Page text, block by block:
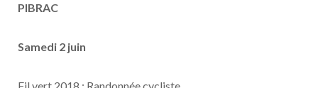
PIBRAC
Samedi 2 juin